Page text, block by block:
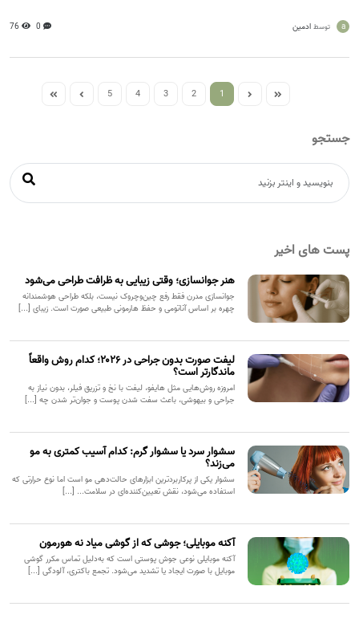
a توسط ادمین 0
76
1
2
3
4
5
جستجو
پست های اخیر
هنر جوانسازی؛ وقتی زیبایی به ظرافت طراحی می‌شود
جوانسازی مدرن فقط رفع چین‌وچروک نیست، بلکه طراحی هوشمندانه
چهره بر اساس آناتومی و حفظ هارمونی طبیعی صورت است. زیبای [...]
لیفت صورت بدون جراحی در ۲۰۲۶؛ کدام روش واقعاً
ماندگارتر است؟
امروزه روش‌هایی مثل هایفو، لیفت با نخ و تزریق فیلر، بدون نیاز به
جراحی و بیهوشی، باعث سفت شدن پوست و جوان‌تر شدن چه [...]
سشوار سرد یا سشوار گرم: کدام آسیب کمتری به مو
می‌زند؟
سشوار یکی از پرکاربردترین ابزارهای حالت‌دهی مو است اما نوع حرارتی که
استفاده می‌شود، نقش تعیین‌کننده‌ای در سلامت... [...]
آکنه موبایلی؛ جوشی که از گوشی میاد نه هورمون
آکنه موبایلی نوعی جوش پوستی است که به‌دلیل تماس مکرر گوشی
موبایل با صورت ایجاد یا تشدید می‌شود. تجمع باکتری، آلودگی [...]